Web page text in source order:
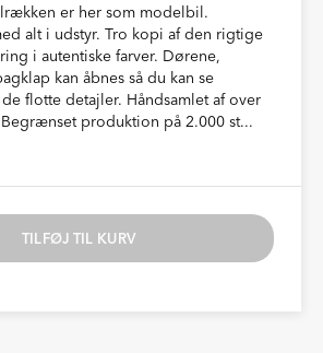
er her som modelbil.
alt i udstyr. Tro kopi af den rigtige
i autentiske farver. Dørene,
kan åbnes så du kan se
flotte detajler. Håndsamlet af over
produktion på 2.000 st...
TILFØJ TIL KURV